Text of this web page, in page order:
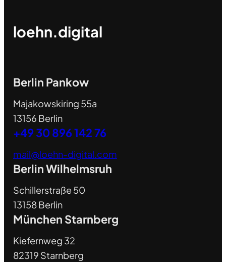
loehn.digital
Berlin Pankow
Majakowskiring 55a
13156 Berlin
+49 30 896 142 76
mail@loehn-digital.com
Berlin Wilhelmsruh
Schillerstraße 50
13158 Berlin
München Starnberg
Kiefernweg 32
82319 Starnberg